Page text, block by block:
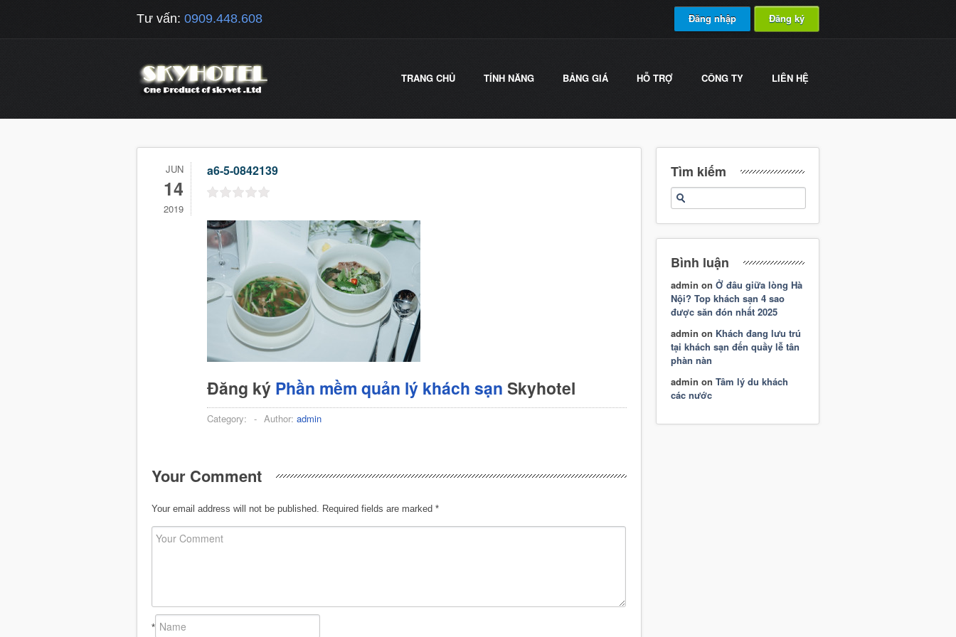
Tư vấn: 0909.448.608 Đăng nhập Đăng ký
TRANG CHỦ TÍNH NĂNG BẢNG GIÁ HỖ TRỢ CÔNG TY LIÊN HỆ
JUN
14
2019
a6-5-0842139
Đăng ký Phần mềm quản lý khách sạn Skyhotel
Category: - Author: admin
Your Comment
Your email address will not be published. Required fields are marked *
*
Tìm kiếm
Bình luận
admin on Ở đâu giữa lòng Hà
Nội? Top khách sạn 4 sao
được săn đón nhất 2025
admin on Khách đang lưu trú
tại khách sạn đến quầy lễ tân
phàn nàn
admin on Tâm lý du khách
các nước